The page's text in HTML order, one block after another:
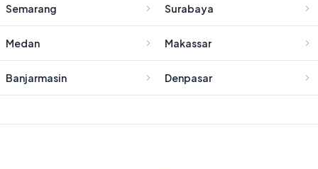
Semarang Surabaya
Medan Makassar
Banjarmasin Denpasar